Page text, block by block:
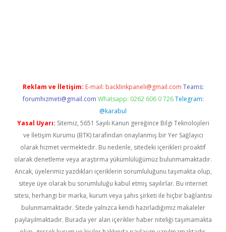
Reklam ve İletişim: E-mail: backlinkpaneli@gmail.com Teams:
forumhizmeti@gmail.com Whatsapp: 0262 606 0 726 Telegram:
@karabul
Yasal Uyarı: Sitemiz, 5651 Sayılı Kanun gereğince Bilgi Teknolojileri
ve İletişim Kurumu (BTK) tarafından onaylanmış bir Yer Sağlayıcı
olarak hizmet vermektedir. Bu nedenle, sitedeki içerikleri proaktif
olarak denetleme veya araştırma yükümlülüğümüz bulunmamaktadır.
Ancak, üyelerimiz yazdıkları içeriklerin sorumluluğunu taşımakta olup,
siteye üye olarak bu sorumluluğu kabul etmiş sayılırlar. Bu internet
sitesi, herhangi bir marka, kurum veya şahıs şirketi ile hiçbir bağlantısı
bulunmamaktadır. Sitede yalnızca kendi hazırladığımız makaleler
paylaşılmaktadır. Burada yer alan içerikler haber niteliği taşımamakta